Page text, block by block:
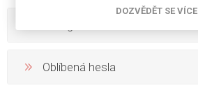
Oblíbená hesla
DOZVĚDĚT SE VÍCE